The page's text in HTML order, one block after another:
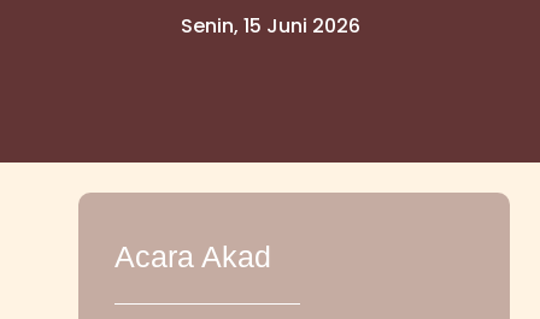
Senin, 15 Juni 2026
Acara Akad